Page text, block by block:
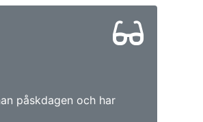
påskdagen och har